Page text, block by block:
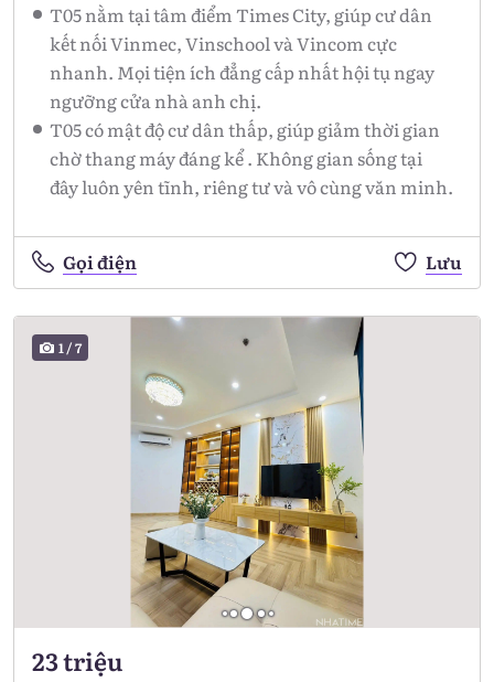
T05 nằm tại tâm điểm Times City, giúp cư dân
kết nối Vinmec, Vinschool và Vincom cực
nhanh. Mọi tiện ích đẳng cấp nhất hội tụ ngay
ngưỡng cửa nhà anh chị.
T05 có mật độ cư dân thấp, giúp giảm thời gian
chờ thang máy đáng kể . Không gian sống tại
đây luôn yên tĩnh, riêng tư và vô cùng văn minh.
Gọi điện Lưu
1/7
23 triệu